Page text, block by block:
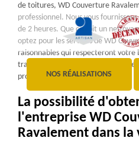
NOS RÉALISATIONS
de toitures, WD Couverture
professionnel. Nous vous
de 2 heures. Que ce soit un
optez pour les services de WD
raisonnables qui respecteront
traitement qu'elle mérite pour
protégée.
La possibilité
l'entreprise WD
Ravalement dans la